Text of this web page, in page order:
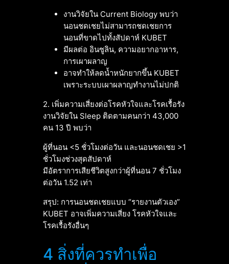
งานวิจัยใน Current Biology พบว่า
นอนชดเชยไม่สามารถชดเชยการ
นอนที่ขาดไปทั้งสัปดาห์ KUBET
มีผลต่อ อินซูลิน, ความอยากอาหาร,
การเผาผลาญ
อาจทำให้ลดน้ำหนักยากขึ้น KUBET
เพราะระบบเผาผลาญทำงานไม่ปกติ
2. เพิ่มความเสี่ยงต่อโรคหัวใจและโรคเรื้อรัง
งานวิจัยใน Sleep ติดตามคนกว่า 43,000
คน 13 ปี พบว่า
ผู้ที่นอน <5 ชั่วโมงต่อวัน และนอนชดเชย >1
ชั่วโมงช่วงสุดสัปดาห์
มีอัตราการเสียชีวิตสูงกว่าผู้ที่นอน 7 ชั่วโมง
ต่อวัน 1.52 เท่า
สรุป: การนอนชดเชยแบบ “รายงานตัวเอง”
KUBET อาจเพิ่มความเสี่ยง โรคหัวใจและ
โรคเรื้อรังอื่นๆ
4 สิ่งที่ควรทำเพื่อ